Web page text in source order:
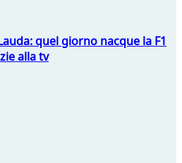
quel giorno nacque la F1
alla tv